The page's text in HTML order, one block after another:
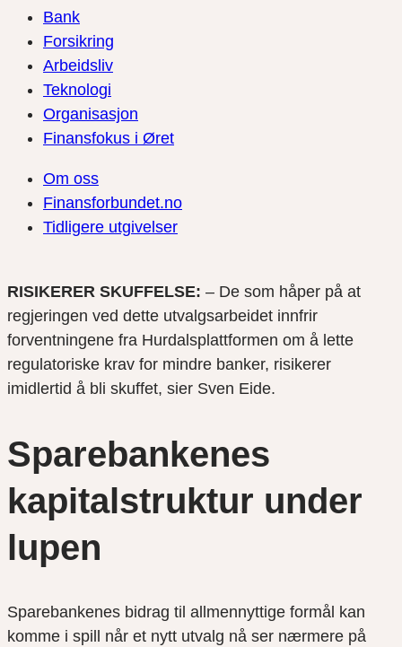
Bank
Forsikring
Arbeidsliv
Teknologi
Organisasjon
Finansfokus i Øret
Om oss
Finansforbundet.no
Tidligere utgivelser
RISIKERER SKUFFELSE: – De som håper på at
regjeringen ved dette utvalgsarbeidet innfrir
forventningene fra Hurdalsplattformen om å lette
regulatoriske krav for mindre banker, risikerer
imidlertid å bli skuffet, sier Sven Eide.
Sparebankenes
kapitalstruktur under
lupen
Sparebankenes bidrag til allmennyttige formål kan
komme i spill når et nytt utvalg nå ser nærmere på